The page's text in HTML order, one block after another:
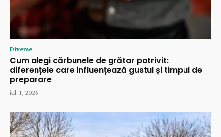
Diverse
Cum alegi cărbunele de grătar potrivit:
diferențele care influențează gustul și timpul de
preparare
iul. 1, 2026